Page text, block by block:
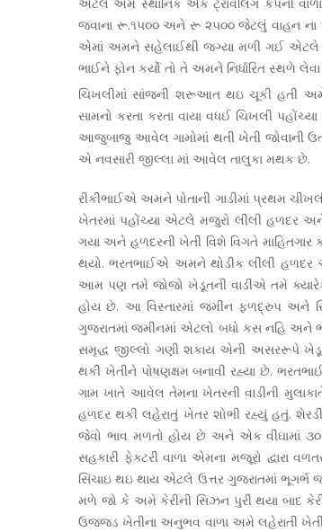
એટલે અમે સ્થાનિક એક ટ્રાવેલિંગ કંપની
જવાના રૂ.૧૫૦૦ અને રૂ ૨૫૦૦ જેટલું વાહન
એમાં અમને સહેલાઈથી જગ્યા મળી ગઈ એટલે
ભાઈને ફોન કર્યો તો તે અમને નિર્ધારિત સ્થળે
ચિખલીમાં સાંજની શરૂઆત થઇ ચૂકી હતી અમે
સામનો કરતા કરતા વાયા વધઈ ચિખલી
આજુબાજુ આવેલ ગામોમાં થતી ખેતી જોવાની
એ નવસારી જીલ્લા માં આવેલ તાલુકા મથક છે.
રીકીભાઈએ અમને પોતાની ગાડીમાં પ્રથમ
ખેતરમાં પહોંચ્યા એટલે મજુરો લીલી હળદર
ગયા અને હળદરની ખેતી વિશે વિગતે
થયો. ભરતભાઈએ અમને થોડીક લીલી હળદર
આમ પણ તમે જોજો ખેડૂતની વાડીએ તમે
હોય છે. આ વિસ્તારમાં જમીન ફળદ્રુપ અને
ગુજરાતમાં જમીનમાં એટલો બધો કસ નહિ અને
સમૃદ્ધ જીલ્લો ગણી શકાય એની અસરરૂપે
થકી ખેતીને પોષણક્ષમ બનાવી રહ્યા છે.
ગામ ખાતે આવેલ તેમના ખેતરની વાડીની
હળદર થકી લહેરાતું ખેતર શોભી રહ્યું હતું.
જેવો ભાવ મળતો હોય છે અને એક વીઘામાં
સહકારી ફેક્ટરી વાળા એમના મજૂરો દ્વારા
સિંચાઇ થઇ થાય એટલે ઉત્તર ગુજરાતમાં
મળે જો કે અમે કેરીની સિઝન પુરી થયા બાદ
ઉજ્જડ ખેતીના અનુભવ વાળા અમે લહેરાતી